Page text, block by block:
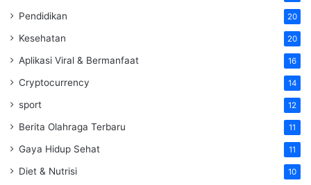
Pendidikan 20
Kesehatan 20
Aplikasi Viral & Bermanfaat 16
Cryptocurrency 14
sport 12
Berita Olahraga Terbaru 11
Gaya Hidup Sehat 11
Diet & Nutrisi 10